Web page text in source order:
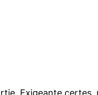
Exigeante certes,